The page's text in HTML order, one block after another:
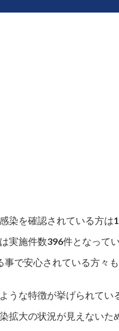
を確認されている方は1
実施件数396件となってい
で安心されている方々
うな特徴が挙げられてい
拡大の状況が見えないた